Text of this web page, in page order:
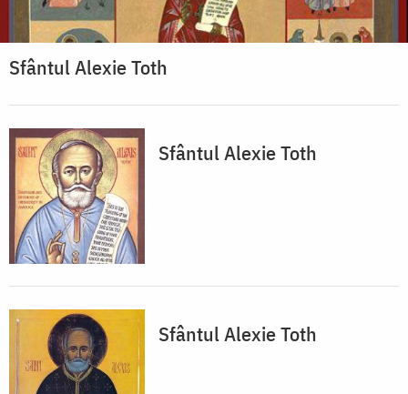
Sfântul Alexie Toth
Sfântul Alexie Toth
Sfântul Alexie Toth